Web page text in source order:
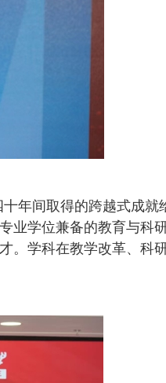
年间取得的跨越式成就
业学位兼备的教育与科
。学科在教学改革、科